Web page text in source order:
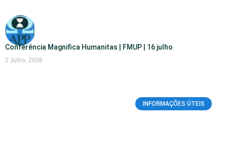
Conferência Magnifica Humanitas | FMUP | 16 julho
2 Julho, 2026
INFORMAÇÕES ÚTEIS